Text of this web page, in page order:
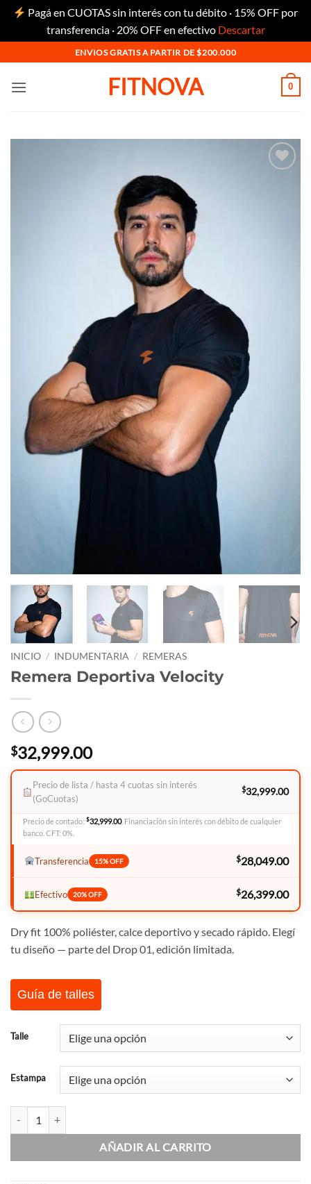
Pagá en CUOTAS sin interés con tu débito · 15% OFF por
transferencia · 20% OFF en efectivo Descartar
al
contenido
ENVIOS GRATIS A PARTIR DE $200.000
FITNOVA 0
INICIO / INDUMENTARIA / REMERAS
Remera Deportiva Velocity
$32,999.00
Precio de lista / hasta 4 cuotas sin interés
(GoCuotas)
$32,999.00
Precio de contado: $32,999.00. Financiación sin interés con débito de cualquier
banco. CFT: 0%.
Transferencia 15% OFF $28,049.00
Efectivo 20% OFF $26,399.00
Dry fit 100% poliéster, calce deportivo y secado rápido. Elegí
tu diseño — parte del Drop 01, edición limitada.
Guía de talles
Talle
Estampa
AÑADIR AL CARRITO